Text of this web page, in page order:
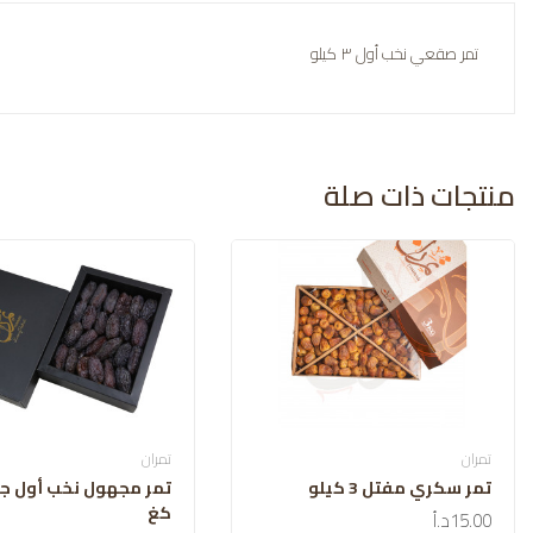
تمر صقعي نخب أول ٣ كيلو
منتجات ذات صلة
تمران
تمر سكري مفتل 3 كيلو
15.00د.أ
تمران
كغ